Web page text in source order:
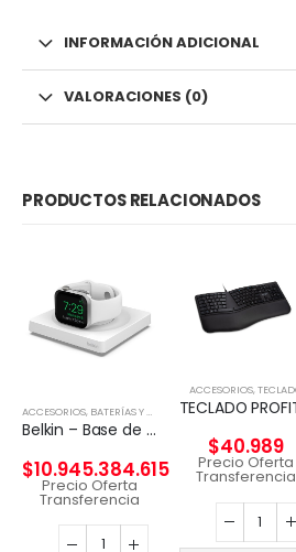
INFORMACIÓN ADICIONAL
VALORACIONES (0)
PRODUCTOS RELACIONADOS
ACCESORIOS, BATERÍAS Y CARGADORES
Belkin – Base de carga inalámbrica – Fast Charge – blanco – para Apple Watch
$10.945.384.615
Precio Oferta
Transferencia
ACCESORIOS,
$40.989
Precio Oferta
Transferencia